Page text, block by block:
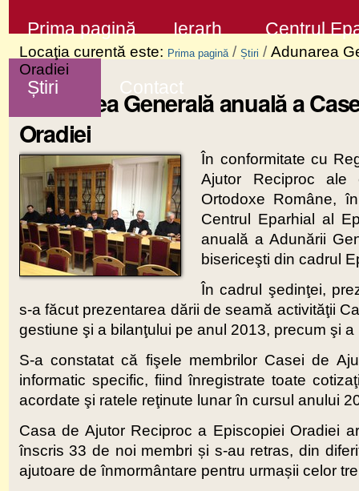
la
conţinut
Sari
la
navigare
Prima pagină Ierarh Centrul
Știri Contact
Locaţia curentă este: Prima pagină / Știri / Adunarea
Oradiei
Adunarea Generală anuală a
Oradiei
În conformitate cu
Ajutor Reciproc ale
Ortodoxe Române,
Centrul Eparhial al
anuală a Adunării
bisericeşti din cadrul
În cadrul şedinţei,
s-a făcut prezentarea dării de seamă activităţii
gestiune şi a bilanţului pe anul 2013, precum şi
S-a constatat că fişele membrilor Casei de
informatic specific, fiind înregistrate toate
acordate şi ratele reţinute lunar în cursul anului
Casa de Ajutor Reciproc a Episcopiei Oradiei
înscris 33 de noi membri și s-au retras, din
ajutoare de înmormântare pentru urmașii celor